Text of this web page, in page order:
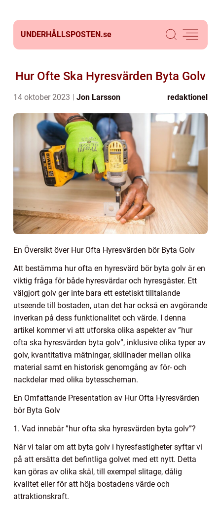
UNDERHÅLLSPOSTEN.se
Hur Ofte Ska Hyresvärden Byta Golv
14 oktober 2023 Jon Larsson redaktionel
En Översikt över Hur Ofta Hyresvärden bör Byta Golv
Att bestämma hur ofta en hyresvärd bör byta golv är en
viktig fråga för både hyresvärdar och hyresgäster. Ett
välgjort golv ger inte bara ett estetiskt tilltalande
utseende till bostaden, utan det har också en avgörande
inverkan på dess funktionalitet och värde. I denna
artikel kommer vi att utforska olika aspekter av ”hur
ofta ska hyresvärden byta golv”, inklusive olika typer av
golv, kvantitativa mätningar, skillnader mellan olika
material samt en historisk genomgång av för- och
nackdelar med olika bytesscheman.
En Omfattande Presentation av Hur Ofta Hyresvärden
bör Byta Golv
1. Vad innebär ”hur ofta ska hyresvärden byta golv”?
När vi talar om att byta golv i hyresfastigheter syftar vi
på att ersätta det befintliga golvet med ett nytt. Detta
kan göras av olika skäl, till exempel slitage, dålig
kvalitet eller för att höja bostadens värde och
attraktionskraft.